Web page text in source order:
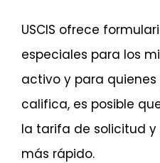
USCIS ofrece
especiales para los
activo y para quienes
califica, es posible
la tarifa de solicitud y
más rápido.